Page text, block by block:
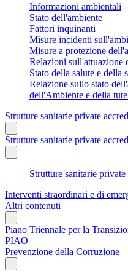
Informazioni ambientali
Stato dell'ambiente
Fattori inquinanti
Misure incidenti
Misure a protezione
Relazioni sull'attuazione
Stato della salute e della
Relazione sullo stato
dell'Ambiente e della
Strutture sanitarie private
Strutture sanitarie private
Strutture sanitarie private
Interventi straordinari e di
Altri contenuti
Piano Triennale per la
PIAO
Prevenzione della Corruzione